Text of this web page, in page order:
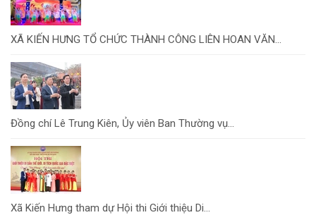
XÃ KIẾN HƯNG TỔ CHỨC THÀNH CÔNG LIÊN HOAN VĂN...
Đồng chí Lê Trung Kiên, Ủy viên Ban Thường vụ...
Xã Kiến Hưng tham dự Hội thi Giới thiệu Di...